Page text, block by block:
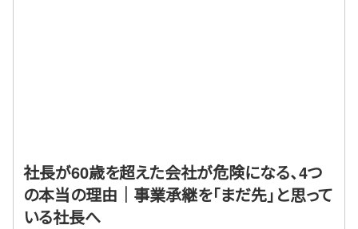
社長が60歳を超えた会社が危険になる、4つ
の本当の理由｜事業承継を「まだ先」と思って
いる社長へ